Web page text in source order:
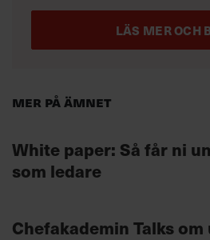
Mer på ämnet
White paper: Så får ni
som ledare
Chefakademin Talks
LÄS MER OCH